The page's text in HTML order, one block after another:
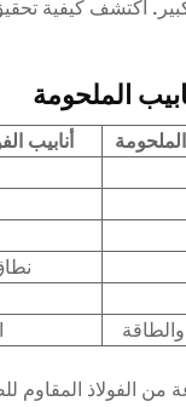
اكتشف كيفية
الملحومة
أنابيب
من الفولاذ المقاوم